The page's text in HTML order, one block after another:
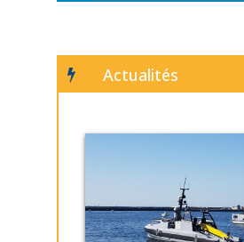
Actualités